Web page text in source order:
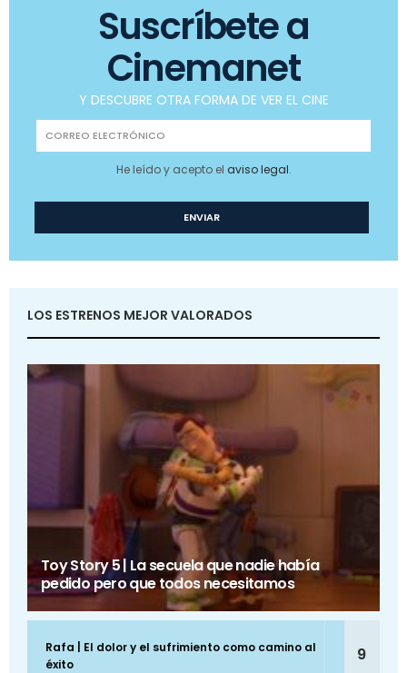
Suscríbete a
Cinemanet
Y DESCUBRE OTRA FORMA DE VER EL CINE
He leído y acepto el aviso legal.
LOS ESTRENOS MEJOR VALORADOS
Toy Story 5 | La secuela que nadie había
pedido pero que todos necesitamos
Rafa | El dolor y el sufrimiento como camino al
éxito
9